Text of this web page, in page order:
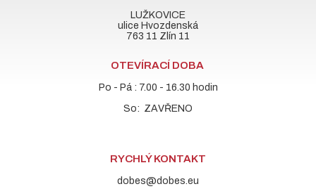
LUŽKOVICE
ulice Hvozdenská
763 11 Zlín 11
OTEVÍRACÍ DOBA
Po - Pá : 7.00 - 16.30 hodin
So: ZAVŘENO
RYCHLÝ KONTAKT
dobes@dobes.eu